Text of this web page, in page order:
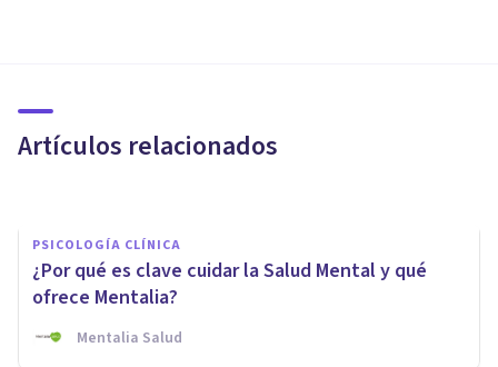
Artículos relacionados
tipos y aplicación en el trabajo
PSICOLOGÍA CLÍNICA
¿Por qué es clave cuidar la Salud Mental y qué
ofrece Mentalia?
Mentalia Salud
PSICOLOGÍA CLÍNICA